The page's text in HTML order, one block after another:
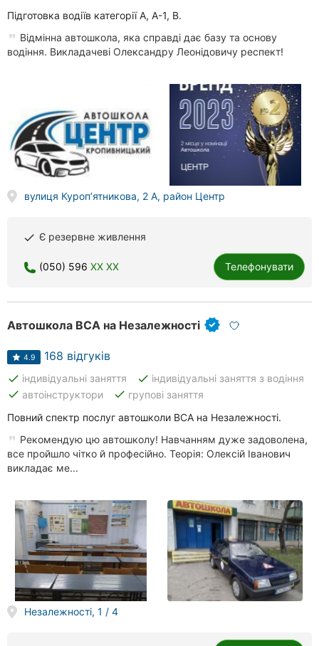
Підготовка водіїв категорії А, А-1, В.
Відмінна автошкола, яка справді дає базу та основу
водіння. Викладачеві Олександру Леонідовичу респект!
вулиця Куропʼятникова, 2 А, район Центр
done Є резервне живлення
(050) 596 XX XX Телефонувати
Автошкола ВСА на Незалежності
4.9 168 відгуків
done індивідуальні заняття done індивідуальні заняття з водіння
done автоінструктори done групові заняття
Повний спектр послуг автошколи ВСА на Незалежності.
Рекомендую цю автошколу! Навчанням дуже задоволена,
все пройшло чітко й професійно. Теорія: Олексій Іванович
викладає ме...
Незалежності, 1 / 4